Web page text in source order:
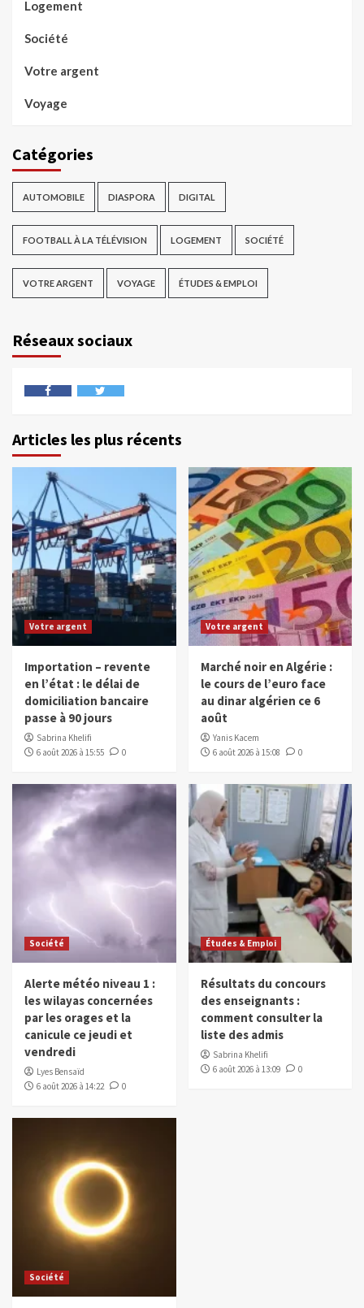
Logement
Société
Votre argent
Voyage
Catégories
AUTOMOBILE DIASPORA DIGITAL
FOOTBALL À LA TÉLÉVISION LOGEMENT SOCIÉTÉ
VOTRE ARGENT VOYAGE ÉTUDES & EMPLOI
Réseaux sociaux
Articles les plus récents
Votre argent
Importation – revente
en l’état : le délai de
domiciliation bancaire
passe à 90 jours
Sabrina Khelifi
6 août 2026 à 15:55
0
Votre argent
Marché noir en Algérie :
le cours de l’euro face
au dinar algérien ce 6
août
Yanis Kacem
6 août 2026 à 15:08
0
Société
Alerte météo niveau 1 :
les wilayas concernées
par les orages et la
canicule ce jeudi et
vendredi
Lyes Bensaïd
6 août 2026 à 14:22
0
Études & Emploi
Résultats du concours
des enseignants :
comment consulter la
liste des admis
Sabrina Khelifi
6 août 2026 à 13:09
0
Société